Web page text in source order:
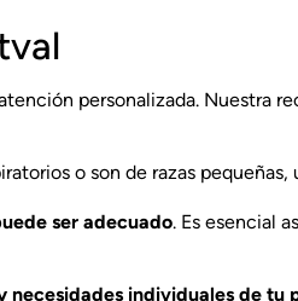
personalizada. Nuestra
o son de razas pequeñas,
ser adecuado. Es esencial
necesidades individuales de tu